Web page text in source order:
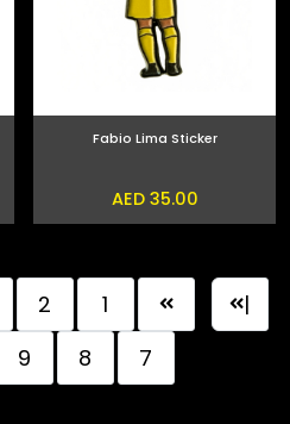
Fabio Lima Sticker
AED 35.00
|
1
2
7
8
9